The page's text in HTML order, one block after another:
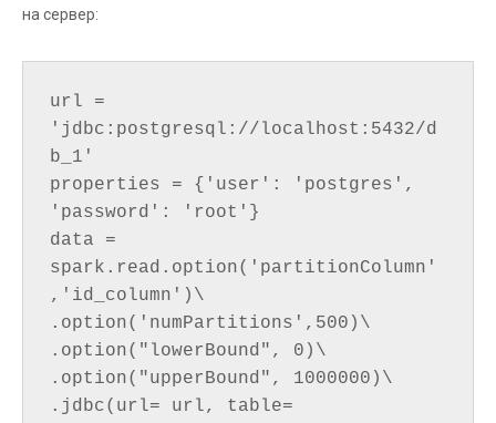
на сервер:
url =
'jdbc:postgresql://localhost:5432/d
b_1'
properties = {'user': 'postgres',
'password': 'root'}
data =
spark.read.option('partitionColumn'
,'id_column')\
.option('numPartitions',500)\
.option("lowerBound", 0)\
.option("upperBound", 1000000)\
.jdbc(url= url, table=